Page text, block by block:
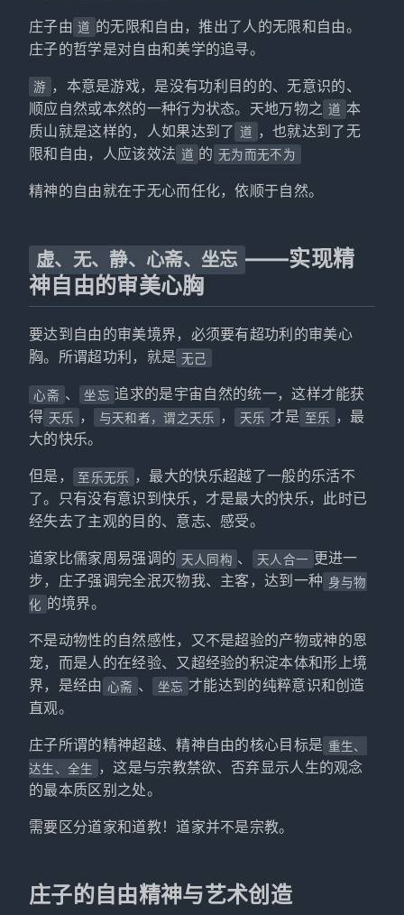
庄子由 道 的无限和自由，推出了人的无限和自由。
庄子的哲学是对自由和美学的追寻。
游
，本意是游戏，是没有功利目的的、无意识的、
顺应自然或本然的一种行为状态。天地万物之 道 本
质山就是这样的，人如果达到了 道
，也就达到了无
限和自由，人应该效法 道 的 无为而无不为
精神的自由就在于无心而任化，依顺于自然。
虚、无、静、心斋、坐忘 ——实现精
神自由的审美心胸
要达到自由的审美境界，必须要有超功利的审美心
胸。所谓超功利，就是 无己
心斋 、 坐忘 追求的是宇宙自然的统一，这样才能获
得 天乐 ， 与天和者，谓之天乐 ， 天乐 才是 至乐
，最
大的快乐。
但是， 至乐无乐
，最大的快乐超越了一般的乐活不
了。只有没有意识到快乐，才是最大的快乐，此时已
经失去了主观的目的、意志、感受。
道家比儒家周易强调的 天人同构 、 天人合一 更进一
步，庄子强调完全泯灭物我、主客，达到一种 身与物
化 的境界。
不是动物性的自然感性，又不是超验的产物或神的恩
宠，而是人的在经验、又超经验的积淀本体和形上境
界，是经由 心斋 、 坐忘 才能达到的纯粹意识和创造
直观。
庄子所谓的精神超越、精神自由的核心目标是 重生、
达生、全生
，这是与宗教禁欲、否弃显示人生的观念
的最本质区别之处。
需要区分道家和道教！道家并不是宗教。
庄子的自由精神与艺术创造